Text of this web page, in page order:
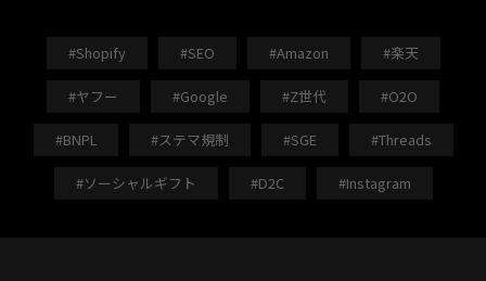
#Shopify #SEO #Amazon #楽天
#ヤフー #Google #Z世代 #O2O
#BNPL #ステマ規制 #SGE #Threads
#ソーシャルギフト #D2C #Instagram